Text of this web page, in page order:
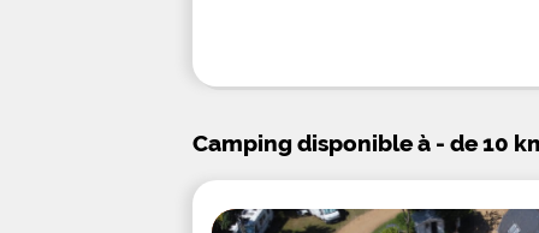
Camping disponible à - de 10